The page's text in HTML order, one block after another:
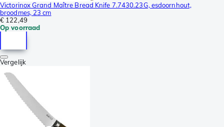
Victorinox Grand Maître Bread Knife 7.7430.23G, esdoornhout,
broodmes, 23 cm
€ 122,49
Op voorraad
Vergelijk